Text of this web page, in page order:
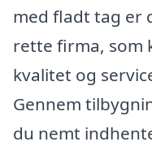
med fladt tag er
rette firma, som
kvalitet og
Gennem
du nemt